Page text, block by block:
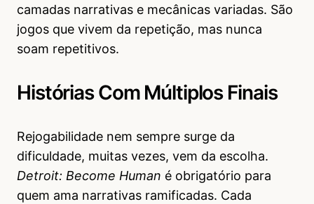
camadas narrativas e mecânicas variadas. São
jogos que vivem da repetição, mas nunca
soam repetitivos.
Histórias Com Múltiplos Finais
Rejogabilidade nem sempre surge da
dificuldade, muitas vezes, vem da escolha.
Detroit: Become Human é obrigatório para
quem ama narrativas ramificadas. Cada